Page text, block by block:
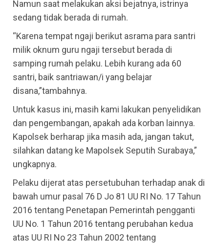
Namun saat melakukan aksi bejatnya, istrinya
sedang tidak berada di rumah.
“Karena tempat ngaji berikut asrama para santri
milik oknum guru ngaji tersebut berada di
samping rumah pelaku. Lebih kurang ada 60
santri, baik santriawan/i yang belajar
disana,”tambahnya.
Untuk kasus ini, masih kami lakukan penyelidikan
dan pengembangan, apakah ada korban lainnya.
Kapolsek berharap jika masih ada, jangan takut,
silahkan datang ke Mapolsek Seputih Surabaya,”
ungkapnya.
Pelaku dijerat atas persetubuhan terhadap anak di
bawah umur pasal 76 D Jo 81 UU RI No. 17 Tahun
2016 tentang Penetapan Pemerintah pengganti
UU No. 1 Tahun 2016 tentang perubahan kedua
atas UU RI No 23 Tahun 2002 tentang